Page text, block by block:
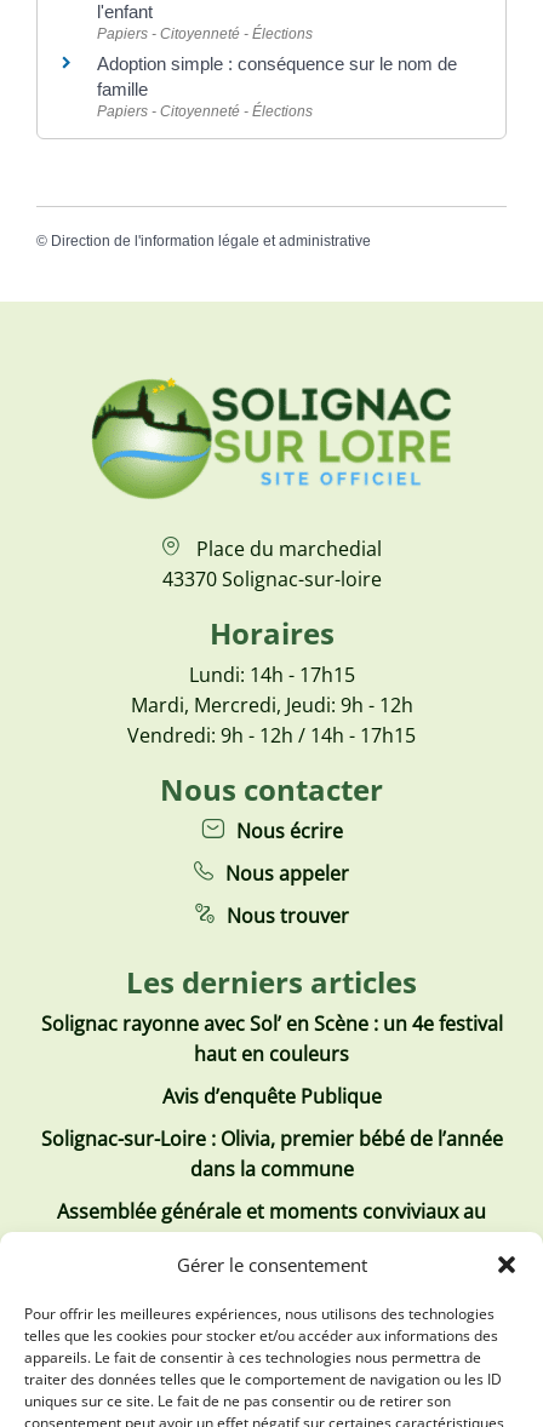
Gérer le consentement
Pour offrir les meilleures expériences, nous utilisons des technologies
telles que les cookies pour stocker et/ou accéder aux informations des
appareils. Le fait de consentir à ces technologies nous permettra de
traiter des données telles que le comportement de navigation ou les ID
uniques sur ce site. Le fait de ne pas consentir ou de retirer son
consentement peut avoir un effet négatif sur certaines caractéristiques
l'enfant
Papiers - Citoyenneté - Élections
Adoption simple : conséquence sur le nom de
famille
Papiers - Citoyenneté - Élections
© Direction de l'information légale et administrative
Place du marchedial
43370 Solignac-sur-loire
Horaires
Lundi: 14h - 17h15
Mardi, Mercredi, Jeudi: 9h - 12h
Vendredi: 9h - 12h / 14h - 17h15
Nous contacter
Nous écrire
Nous appeler
Nous trouver
Les derniers articles
Solignac rayonne avec Sol’ en Scène : un 4e festival
haut en couleurs
Avis d’enquête Publique
Solignac-sur-Loire : Olivia, premier bébé de l’année
dans la commune
Assemblée générale et moments conviviaux au
Les derniers comptes rendus
Conseil municipal 2 juillet 2026